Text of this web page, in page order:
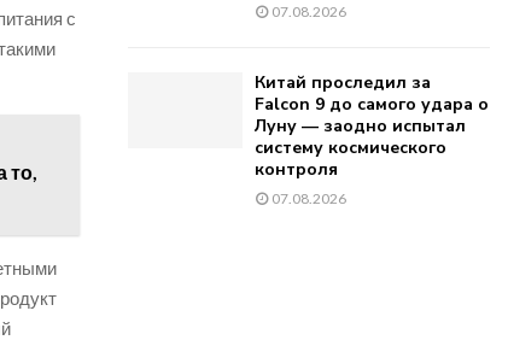
с
то,
07.08.2026
Китай проследил за
Falcon 9 до самого удара о
Луну — заодно испытал
систему космического
контроля
07.08.2026